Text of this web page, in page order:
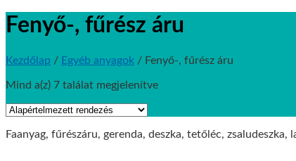
Fenyő-, fűrész áru
Kezdőlap / Egyéb anyagok / Fenyő-, fűrész áru
Mind a(z) 7 találat megjelenítve
Faanyag, fűrészáru, gerenda, deszka, tetőléc,